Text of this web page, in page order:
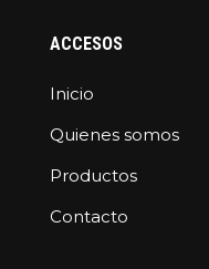
ACCESOS
Inicio
Quienes somos
Productos
Contacto